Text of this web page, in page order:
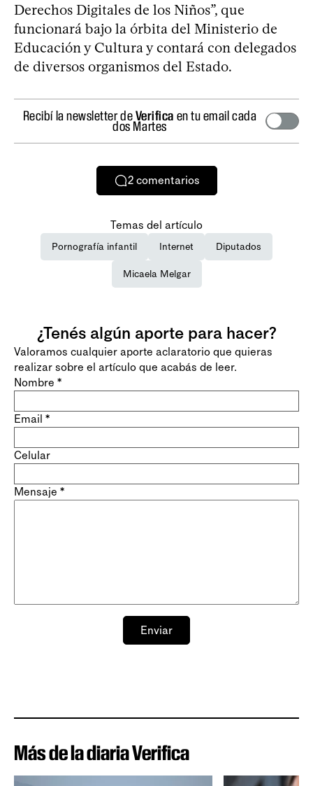
Derechos Digitales de los Niños”, que
funcionará bajo la órbita del Ministerio de
Educación y Cultura y contará con delegados
de diversos organismos del Estado.
Recibí la newsletter deVerifica en tu email cada
dos Martes
2 comentarios
Temas del artículo
Pornografía infantil Internet Diputados
Micaela Melgar
¿Tenés algún aporte para hacer?
Valoramos cualquier aporte aclaratorio que quieras
realizar sobre el artículo que acabás de leer.
Nombre *
Email *
Celular
Mensaje *
Enviar
Más de la diaria Verifica